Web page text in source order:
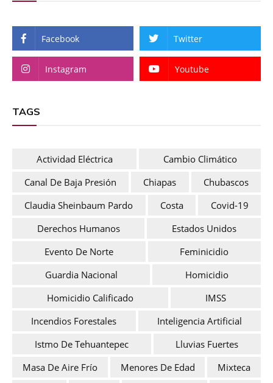
Facebook Twitter
Instagram Youtube
TAGS
Actividad Eléctrica
Cambio Climático
Canal De Baja Presión
Chiapas
Chubascos
Claudia Sheinbaum Pardo
Costa
Covid-19
Derechos Humanos
Estados Unidos
Evento De Norte
Feminicidio
Guardia Nacional
Homicidio
Homicidio Calificado
IMSS
Incendios Forestales
Inteligencia Artificial
Istmo De Tehuantepec
Lluvias Fuertes
Masa De Aire Frío
Menores De Edad
Mixteca